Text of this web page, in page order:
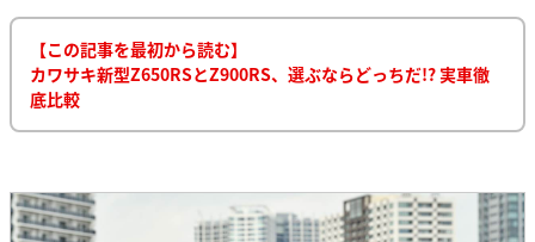
【この記事を最初から読む】
カワサキ新型Z650RSとZ900RS、選ぶならどっちだ!? 実車徹
底比較